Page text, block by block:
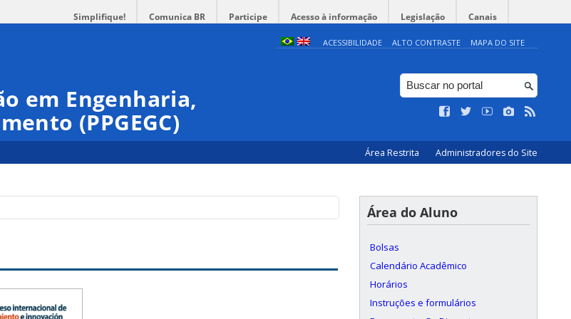
Simplifique! Comunica BR Participe Acesso à informação Legislação Canais
ACESSIBILIDADE ALTO CONTRASTE MAPA DO SITE
em Engenharia,
(PPGEGC)
Área Restrita Administradores do Site
Área do Aluno
Bolsas
Calendário Acadêmico
Horários
Instruções e formulários